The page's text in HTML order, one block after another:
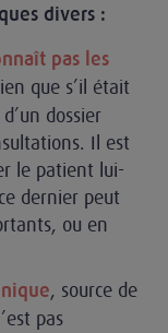
divers :
pas les
que s’il était
dossier
Il est
le patient lui-
dernier peut
ou en
, source de
pas